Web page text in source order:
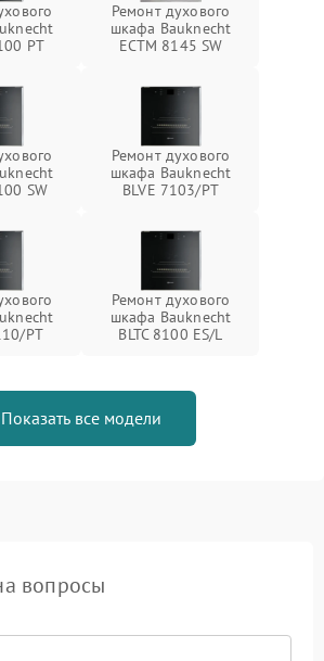
PT
Ремонт духового
шкафа Bauknecht
ECTM 8145 SW
SW
Ремонт духового
шкафа Bauknecht
BLVE 7103/PT
PT
Ремонт духового
шкафа Bauknecht
BLTC 8100 ES/L
Показать все модели
вопросы